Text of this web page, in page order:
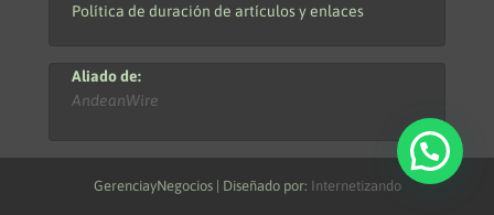
Política de duración de artículos y enlaces
Aliado de:
AndeanWire
GerenciayNegocios | Diseñado por: Internetizando